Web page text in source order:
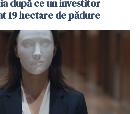
după ce un investitor
19 hectare de pădure